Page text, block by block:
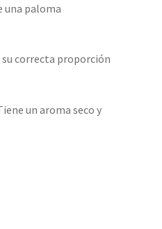
una paloma
correcta proporción
un aroma seco y